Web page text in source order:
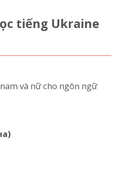
tiếng Ukraine
và nữ cho ngôn ngữ